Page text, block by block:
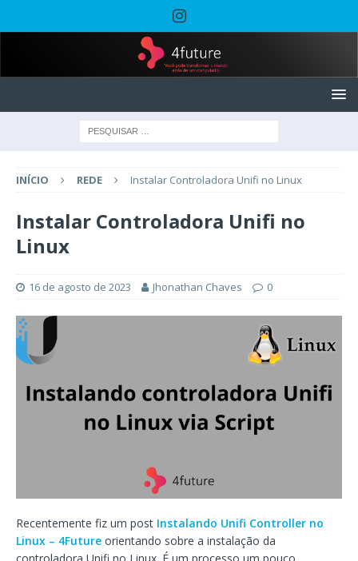
INÍCIO REDE Instalar Controladora Unifi no Linux
Instalar Controladora Unifi no
Linux
16 de agosto de 2023 Jhonathan Chaves 0
Recentemente fiz um post Instalando Unifi Controller no
Linux – 4Future orientando sobre a instalação da